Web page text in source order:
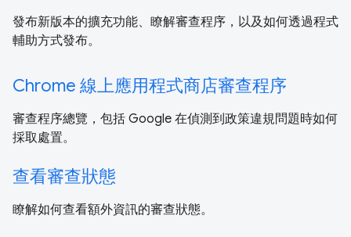
發布新版本的擴充功能、瞭解審查程序，以及如何透過程式
輔助方式發布。
Chrome 線上應用程式商店審查程序
審查程序總覽，包括 Google 在偵測到政策違規問題時如何
採取處置。
查看審查狀態
瞭解如何查看額外資訊的審查狀態。